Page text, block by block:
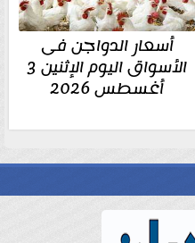
أسعار الدواجن فى
الأسواق اليوم الإثنين 3
أغسطس 2026